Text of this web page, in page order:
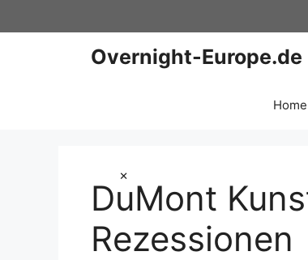
×
Inhalt
Overnight-Europe.de
Home
DuMont
Rezessionen